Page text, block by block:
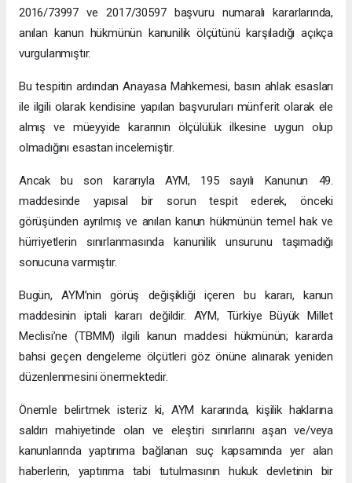
2016/73997 ve 2017/30597 başvuru numaralı kararlarında,
anılan kanun hükmünün kanunilik ölçütünü karşıladığı açıkça
vurgulanmıştır.
Bu tespitin ardından Anayasa Mahkemesi, basın ahlak esasları
ile ilgili olarak kendisine yapılan başvuruları münferit olarak ele
almış ve müeyyide kararının ölçülülük ilkesine uygun olup
olmadığını esastan incelemiştir.
Ancak bu son kararıyla AYM, 195 sayılı Kanunun 49.
maddesinde yapısal bir sorun tespit ederek, önceki
görüşünden ayrılmış ve anılan kanun hükmünün temel hak ve
hürriyetlerin sınırlanmasında kanunilik unsurunu taşımadığı
sonucuna varmıştır.
Bugün, AYM’nin görüş değişikliği içeren bu kararı, kanun
maddesinin iptali kararı değildir. AYM, Türkiye Büyük Millet
Meclisi’ne (TBMM) ilgili kanun maddesi hükmünün; kararda
bahsi geçen dengeleme ölçütleri göz önüne alınarak yeniden
düzenlenmesini önermektedir.
Önemle belirtmek isteriz ki, AYM kararında, kişilik haklarına
saldırı mahiyetinde olan ve eleştiri sınırlarını aşan ve/veya
kanunlarında yaptırıma bağlanan suç kapsamında yer alan
haberlerin, yaptırıma tabi tutulmasının hukuk devletinin bir